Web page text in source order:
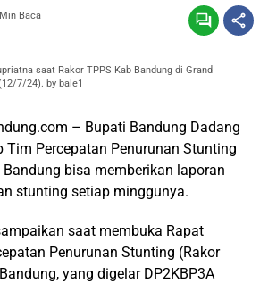
Baca
saat Rakor TPPS Kab Bandung di Grand
7/24). by bale1
– Bupati Bandung Dadang
Tim Percepatan Penurunan Stunting
bisa memberikan laporan
stunting setiap minggunya.
saat membuka Rapat
Penurunan Stunting (Rakor
yang digelar DP2KBP3A